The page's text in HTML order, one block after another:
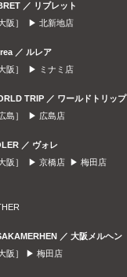
／ リブレット
大阪］ ▶ 北新地店
／ ルレア
大阪］ ▶
ミナミ店
TRIP ／ ワールドトリップ
広島］ ▶ 広島店
／ ヴォレ
大阪］ ▶ 京橋店 ▶ 梅田店
／ 大阪メルヘン
大阪］ ▶ 梅田店